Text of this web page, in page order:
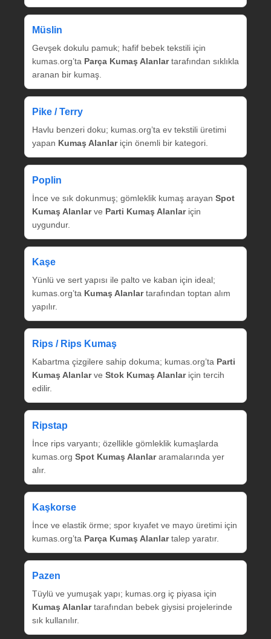
Müslin
Gevşek dokulu pamuk; hafif bebek tekstili için
kumas.org’ta Parça Kumaş Alanlartarafından sıklıkla
aranan bir kumaş.
Pike / Terry
Havlu benzeri doku; kumas.org’ta ev tekstili üretimi
yapan Kumaş Alanlariçin önemli bir kategori.
Poplin
İnce ve sık dokunmuş; gömleklik kumaş arayan Spot
Kumaş Alanlarve Parti Kumaş Alanlariçin
uygundur.
Kaşe
Yünlü ve sert yapısı ile palto ve kaban için ideal;
kumas.org’ta Kumaş Alanlartarafından toptan alım
yapılır.
Rips / Rips Kumaş
Kabartma çizgilere sahip dokuma; kumas.org’ta Parti
Kumaş Alanlarve Stok Kumaş Alanlariçin tercih
edilir.
Ripstap
İnce rips varyantı; özellikle gömleklik kumaşlarda
kumas.org Spot Kumaş Alanlararamalarında yer
alır.
Kaşkorse
İnce ve elastik örme; spor kıyafet ve mayo üretimi için
kumas.org’ta Parça Kumaş Alanlartalep yaratır.
Pazen
Tüylü ve yumuşak yapı; kumas.org iç piyasa için
Kumaş Alanlartarafından bebek giysisi projelerinde
sık kullanılır.